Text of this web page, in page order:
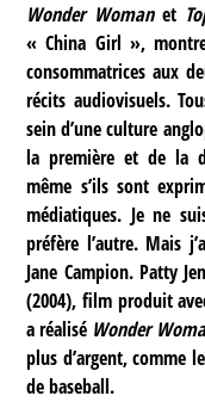
Wonder Womanet
« China Girl »,
consommatrices aux
récits audiovisuels.
sein d’une culture
la première et de la
même s’ils sont
médiatiques. Je ne
préfère l’autre. Mais
Jane Campion. Patty
(2004), film produit
a réalisé Wonder
plus d’argent, comme
de baseball.